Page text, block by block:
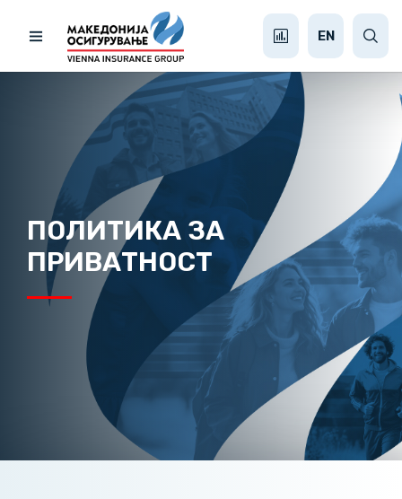
EN
ПОЛИТИКА ЗА
ПРИВАТНОСТ